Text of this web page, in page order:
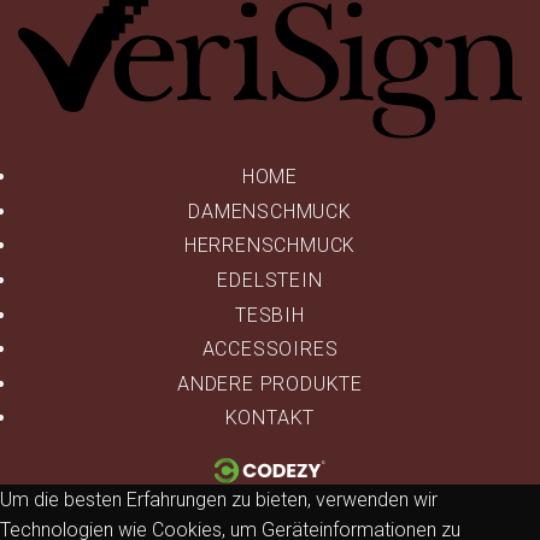
HOME
DAMENSCHMUCK
HERRENSCHMUCK
EDELSTEIN
TESBIH
ACCESSOIRES
ANDERE PRODUKTE
KONTAKT
Um die besten Erfahrungen zu bieten, verwenden wir
Technologien wie Cookies, um Geräteinformationen zu